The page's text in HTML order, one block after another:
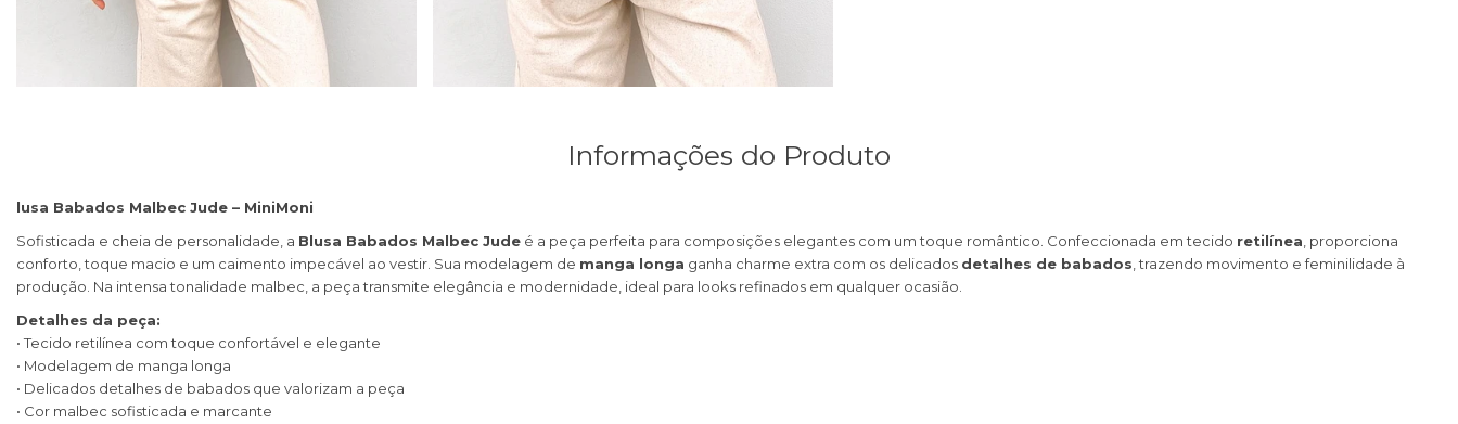
Informações do Produto
lusa Babados Malbec Jude – MiniMoni
Sofisticada e cheia de personalidade, a Blusa Babados Malbec Jude é a peça perfeita para composições elegantes com um toque romântico. Confeccionada em tecido retilínea , proporciona
conforto, toque macio e um caimento impecável ao vestir. Sua modelagem de manga longa ganha charme extra com os delicados detalhes de babados , trazendo movimento e feminilidade à
produção. Na intensa tonalidade malbec, a peça transmite elegância e modernidade, ideal para looks refinados em qualquer ocasião.
Detalhes da peça:
• Tecido retilínea com toque confortável e elegante
• Modelagem de manga longa
• Delicados detalhes de babados que valorizam a peça
• Cor malbec sofisticada e marcante